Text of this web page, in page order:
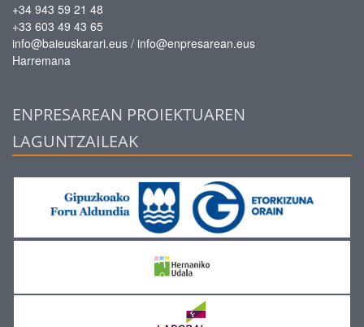
+34 943 59 21 48
+33 603 49 43 65
info@baieuskarari.eus / info@enpresarean.eus
Harremana
ENPRESAREAN PROIEKTUAREN
LAGUNTZAILEAK